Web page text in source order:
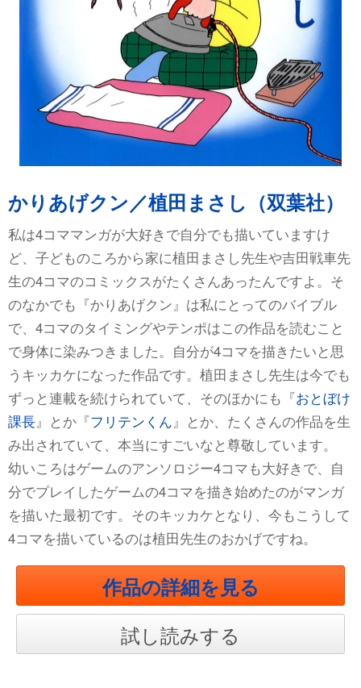
かりあげクン／植田まさし（双葉社）
私は4コママンガが大好きで自分でも描いていますけ
ど、子どものころから家に植田まさし先生や吉田戦車先
生の4コマのコミックスがたくさんあったんですよ。そ
のなかでも『かりあげクン』は私にとってのバイブル
で、4コマのタイミングやテンポはこの作品を読むこと
で身体に染みつきました。自分が4コマを描きたいと思
うキッカケになった作品です。植田まさし先生は今でも
ずっと連載を続けられていて、そのほかにも『おとぼけ
課長』とか『フリテンくん』とか、たくさんの作品を生
み出されていて、本当にすごいなと尊敬しています。
幼いころはゲームのアンソロジー4コマも大好きで、自
分でプレイしたゲームの4コマを描き始めたのがマンガ
を描いた最初です。そのキッカケとなり、今もこうして
4コマを描いているのは植田先生のおかげですね。
作品の詳細を見る
試し読みする